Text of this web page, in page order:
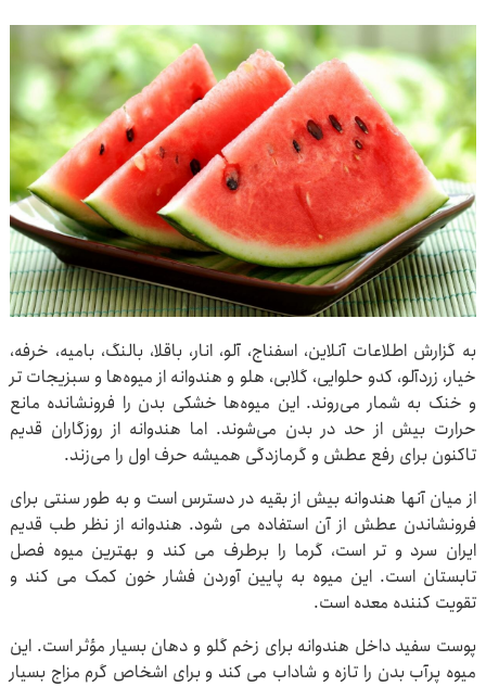
به گزارش اطلاعات آنلاین، اسفناج، آلو، انار، باقلا، بالنگ، بامیه، خرفه،
خیار، زردآلو، کدو حلوایی، گلابی، هلو و هندوانه از میوه‌ها و سبزیجات‌ تر
و خنک به شمار می‌روند. این میوه‌ها خشکی بدن را فرونشانده مانع
حرارت بیش از حد در بدن می‌شوند. اما هندوانه از روزگاران قدیم
تاکنون برای رفع عطش و گرمازدگی همیشه حرف اول را می‌زند.
از میان آنها هندوانه بیش از بقیه در دسترس است و به طور سنتی برای
فرونشاندن عطش از آن استفاده می شود. هندوانه از نظر طب قدیم
ایران سرد و تر است، گرما را برطرف می ‌کند و بهترین میوه فصل
تابستان است. این میوه به پایین آوردن فشار خون کمک می ‌کند و
تقویت ‌کننده معده است.
پوست سفید داخل هندوانه برای زخم گلو و دهان بسیار مؤثر است. این
میوه پرآب بدن را تازه و شاداب می‌ کند و برای اشخاص گرم مزاج بسیار